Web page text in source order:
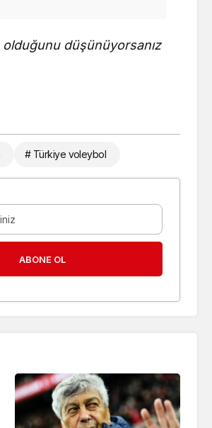
düşünüyorsanız
# Türkiye voleybol
ABONE OL